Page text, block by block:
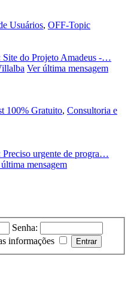
Usuários, OFF-Topic
Site do Projeto Amadeus -…
Ver última mensagem
100% Gratuito, Consultoria e
Preciso urgente de progra…
mensagem
Senha:
informações